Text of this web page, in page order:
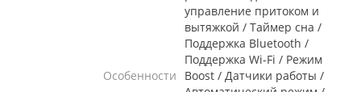
Особенности
управление притоком и
вытяжкой / Таймер сна /
Поддержка Bluetooth /
Поддержка Wi-Fi / Режим
Boost / Датчики работы /